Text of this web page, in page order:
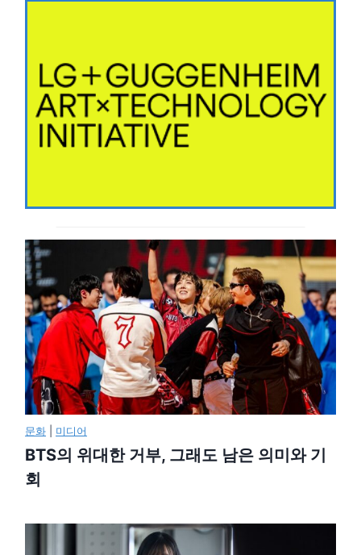
문화 미디어
BTS의 위대한 거부, 그래도 남은 의미와 기
회